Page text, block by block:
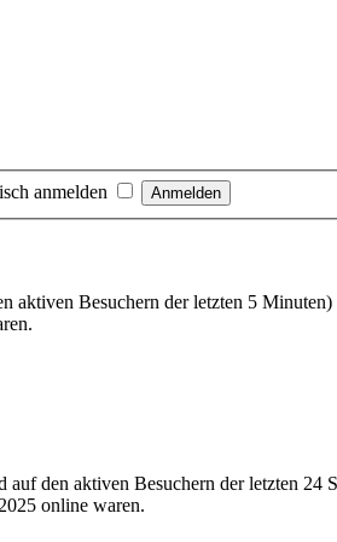
anmelden
aktiven Besuchern der letzten 5 Minuten)
auf den aktiven Besuchern der letzten 24
online waren.